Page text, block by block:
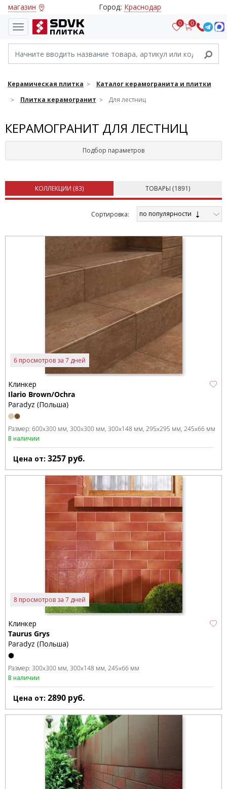
магазин Город: Краснодар
0 0
Керамическая плитка
Каталог керамогранита и плитки
Плитка керамогранит
Для лестниц
КЕРАМОГРАНИТ ДЛЯ ЛЕСТНИЦ
Подбор параметров
КОЛЛЕКЦИИ (83) ТОВАРЫ (1891)
Cортировка: по популярности
6 просмотров за 7 дней
Клинкер
Ilario Brown/Ochra
Paradyz (Польша)
Размер: 600x300 мм 300x300 мм 300x148 мм 295x295 мм 245x66 мм
В наличии
Цена от: 3257 руб.
8 просмотров за 7 дней
Клинкер
Taurus Grys
Paradyz (Польша)
Размер: 300x300 мм 300x148 мм 245x66 мм
В наличии
Цена от: 2890 руб.